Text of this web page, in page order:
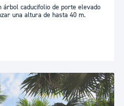
caducifolio de porte elevado
una altura de hasta 40 m.